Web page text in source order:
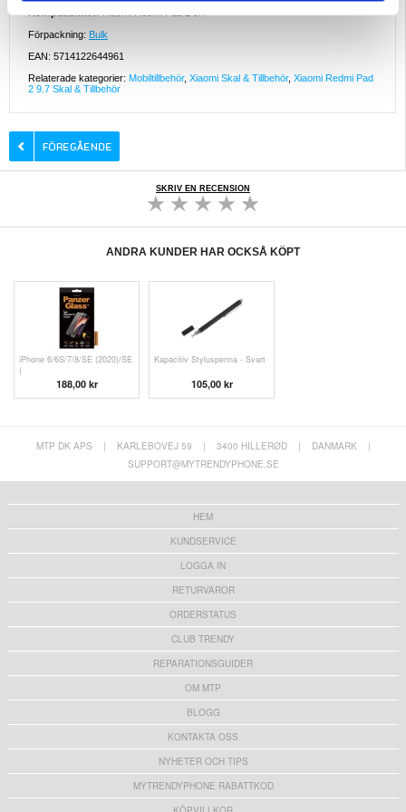
Förpackning: Bulk
EAN: 5714122644961
Relaterade kategorier: Mobiltillbehör, Xiaomi Skal & Tillbehör, Xiaomi Redmi Pad
2 9.7 Skal & Tillbehör
SKRIV EN RECENSION
ANDRA KUNDER HAR OCKSÅ KÖPT
iPhone 6/6S/7/8/SE (2020)/SE
(
188,00 kr
Kapacitiv Styluspenna - Svart
105,00 kr
MTP DK APS | KARLEBOVEJ 59 | 3400 HILLERØD | DANMARK
|
SUPPORT@MYTRENDYPHONE.SE
HEM
KUNDSERVICE
LOGGA IN
RETURVAROR
ORDERSTATUS
CLUB TRENDY
REPARATIONSGUIDER
OM MTP
BLOGG
KONTAKTA OSS
NYHETER OCH TIPS
MYTRENDYPHONE RABATTKOD